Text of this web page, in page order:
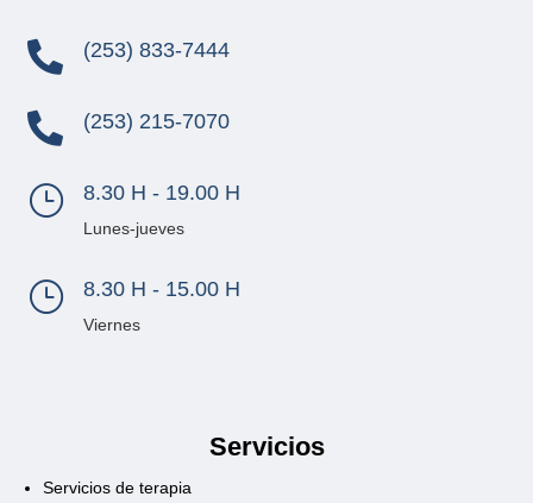
 (253) 833-7444
 (253) 215-7070
} 8.30 H - 19.00 H
Lunes-jueves
} 8.30 H - 15.00 H
Viernes
Servicios
Servicios de terapia